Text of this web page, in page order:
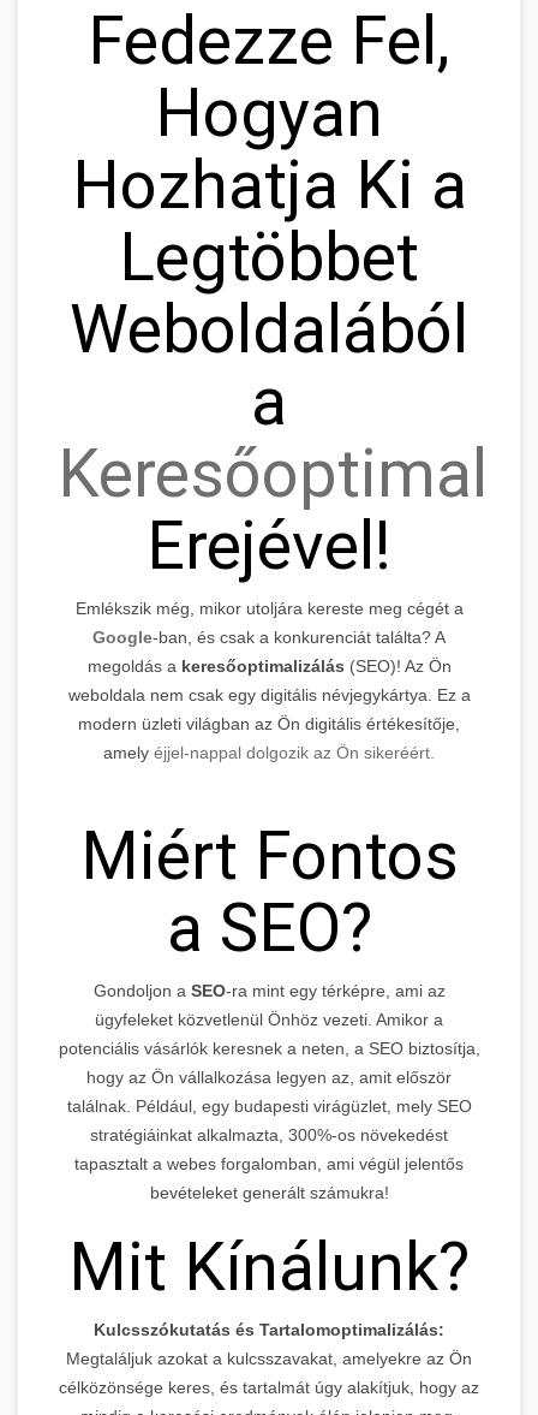
Fedezze Fel,
Hogyan
Hozhatja Ki a
Legtöbbet
Weboldalából
a
Erejével!
Emlékszik még, mikor utoljára kereste meg cégét a
Google-ban, és csak a konkurenciát találta? A
megoldás a keresőoptimalizálás (SEO)! Az Ön
weboldala nem csak egy digitális névjegykártya. Ez a
modern üzleti világban az Ön digitális értékesítője,
amely éjjel-nappal dolgozik az Ön sikeréért.
Miért Fontos
a SEO?
Gondoljon a SEO-ra mint egy térképre, ami az
ügyfeleket közvetlenül Önhöz vezeti. Amikor a
potenciális vásárlók keresnek a neten, a SEO biztosítja,
hogy az Ön vállalkozása legyen az, amit először
találnak. Például, egy budapesti virágüzlet, mely SEO
stratégiáinkat alkalmazta, 300%-os növekedést
tapasztalt a webes forgalomban, ami végül jelentős
bevételeket generált számukra!
Mit Kínálunk?
Kulcsszókutatás és Tartalomoptimalizálás:
Megtaláljuk azokat a kulcsszavakat, amelyekre az Ön
célközönsége keres, és tartalmát úgy alakítjuk, hogy az